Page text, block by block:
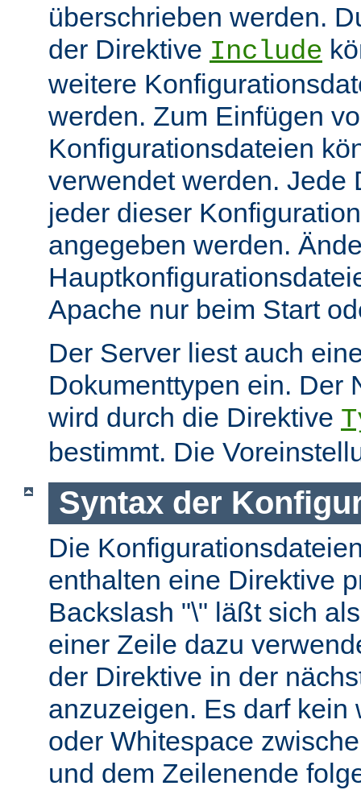
überschrieben werden.
der Direktive Include
weitere
werden. Zum Einfügen
Konfigurationsdateien
verwendet werden. Jede
jeder dieser
angegeben werden.
Apache nur beim Start
Der Server liest auch
Dokumenttypen ein. Der
wird durch die Direktive
bestimmt. Die
Syntax der
Die
enthalten eine Direktive
Backslash "\" läßt sich
einer Zeile dazu
der Direktive in der
anzuzeigen. Es darf kein
oder Whitespace
und dem Zeilenende